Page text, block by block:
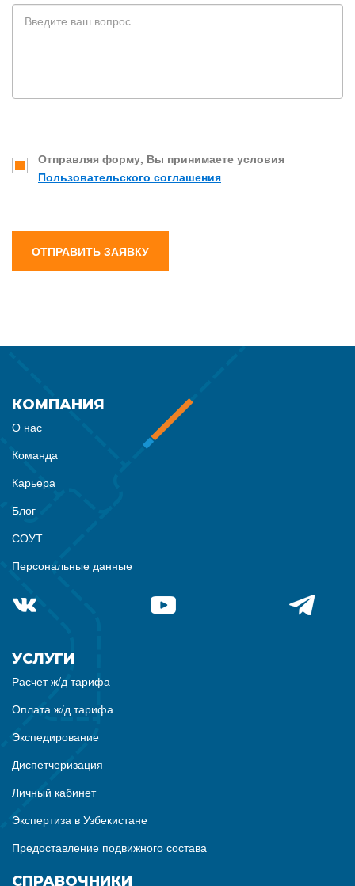
Отправляя форму, Вы принимаете условия
Пользовательского соглашения
ОТПРАВИТЬ ЗАЯВКУ
КОМПАНИЯ
О нас
Команда
Карьера
Блог
СОУТ
Персональные данные
УСЛУГИ
Расчет ж/д тарифа
Оплата ж/д тарифа
Экспедирование
Диспетчеризация
Личный кабинет
Экспертиза в Узбекистане
Предоставление подвижного состава
СПРАВОЧНИКИ